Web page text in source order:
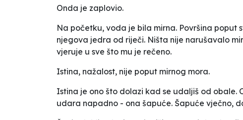
Onda je zaplovio.
Na početku, voda je bila mirna. Površina poput
njegova jedra od riječi. Ništa nije narušavalo
vjeruje u sve što mu je rečeno.
Istina, nažalost, nije poput mirnog mora.
Istina je ono što dolazi kad se udaljiš od obale.
udara napadno - ona šapuće. Šapuće vječno,